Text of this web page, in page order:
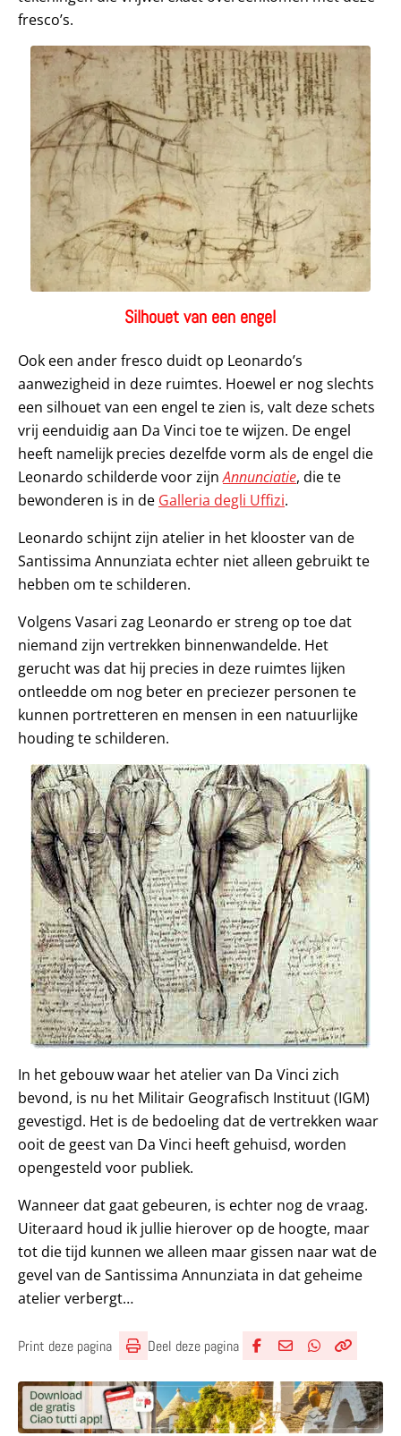
fresco’s.
Silhouet van een engel
Ook een ander fresco duidt op Leonardo’s
aanwezigheid in deze ruimtes. Hoewel er nog slechts
een silhouet van een engel te zien is, valt deze schets
vrij eenduidig aan Da Vinci toe te wijzen. De engel
heeft namelijk precies dezelfde vorm als de engel die
Leonardo schilderde voor zijnAnnunciatie, die te
bewonderen is in de Galleria degli Uffizi.
Leonardo schijnt zijn atelier in het klooster van de
Santissima Annunziata echter niet alleen gebruikt te
hebben om te schilderen.
Volgens Vasari zag Leonardo er streng op toe dat
niemand zijn vertrekken binnenwandelde. Het
gerucht was dat hij precies in deze ruimtes lijken
ontleedde om nog beter en preciezer personen te
kunnen portretteren en mensen in een natuurlijke
houding te schilderen.
In het gebouw waar het atelier van Da Vinci zich
bevond, is nu het Militair Geografisch Instituut (IGM)
gevestigd. Het is de bedoeling dat de vertrekken waar
ooit de geest van Da Vinci heeft gehuisd, worden
opengesteld voor publiek.
Wanneer dat gaat gebeuren, is echter nog de vraag.
Uiteraard houd ik jullie hierover op de hoogte, maar
tot die tijd kunnen we alleen maar gissen naar wat de
gevel van de Santissima Annunziata in dat geheime
atelier verbergt…
Print deze pagina Deel deze pagina